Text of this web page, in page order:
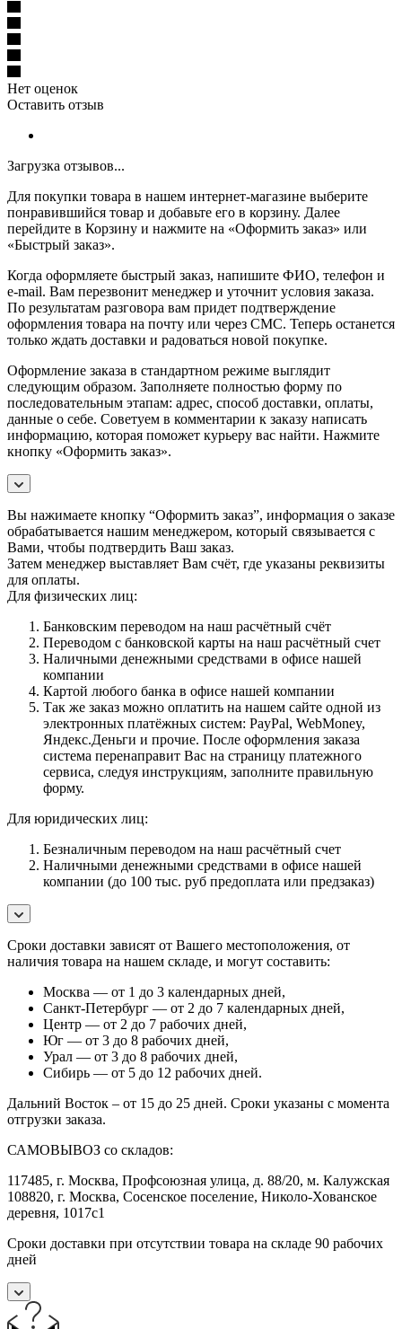
Нет оценок
Оставить отзыв
Загрузка отзывов...
Для покупки товара в нашем интернет-магазине выберите
понравившийся товар и добавьте его в корзину. Далее
перейдите в Корзину и нажмите на «Оформить заказ» или
«Быстрый заказ».
Когда оформляете быстрый заказ, напишите ФИО, телефон и
e-mail. Вам перезвонит менеджер и уточнит условия заказа.
По результатам разговора вам придет подтверждение
оформления товара на почту или через СМС. Теперь останется
только ждать доставки и радоваться новой покупке.
Оформление заказа в стандартном режиме выглядит
следующим образом. Заполняете полностью форму по
последовательным этапам: адрес, способ доставки, оплаты,
данные о себе. Советуем в комментарии к заказу написать
информацию, которая поможет курьеру вас найти. Нажмите
кнопку «Оформить заказ».
Вы нажимаете кнопку “Оформить заказ”, информация о заказе
обрабатывается нашим менеджером, который связывается с
Вами, чтобы подтвердить Ваш заказ.
Затем менеджер выставляет Вам счёт, где указаны реквизиты
для оплаты.
Для физических лиц:
Банковским переводом на наш расчётный счёт
Переводом с банковской карты на наш расчётный счет
Наличными денежными средствами в офисе нашей
компании
Картой любого банка в офисе нашей компании
Так же заказ можно оплатить на нашем сайте одной из
электронных платёжных систем: PayPal, WebMoney,
Яндекс.Деньги и прочие. После оформления заказа
система перенаправит Вас на страницу платежного
сервиса, следуя инструкциям, заполните правильную
форму.
Для юридических лиц:
Безналичным переводом на наш расчётный счет
Наличными денежными средствами в офисе нашей
компании (до 100 тыс. руб предоплата или предзаказ)
Сроки доставки зависят от Вашего местоположения, от
наличия товара на нашем складе, и могут составить:
Москва — от 1 до 3 календарных дней,
Санкт-Петербург — от 2 до 7 календарных дней,
Центр — от 2 до 7 рабочих дней,
Юг — от 3 до 8 рабочих дней,
Урал — от 3 до 8 рабочих дней,
Сибирь — от 5 до 12 рабочих дней.
Дальний Восток – от 15 до 25 дней. Сроки указаны с момента
отгрузки заказа.
САМОВЫВОЗ со складов:
117485, г. Москва, Профсоюзная улица, д. 88/20, м. Калужская
108820, г. Москва, Сосенское поселение, Николо-Хованское
деревня, 1017с1
Сроки доставки при отсутствии товара на складе 90 рабочих
дней